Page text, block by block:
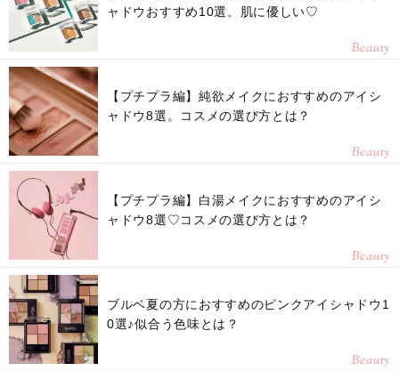
ャドウおすすめ10選。肌に優しい♡
Beauty
【プチプラ編】純欲メイクにおすすめのアイシ
ャドウ8選。コスメの選び方とは？
Beauty
【プチプラ編】白湯メイクにおすすめのアイシ
ャドウ8選♡コスメの選び方とは？
Beauty
ブルベ夏の方におすすめのピンクアイシャドウ1
0選♪似合う色味とは？
Beauty